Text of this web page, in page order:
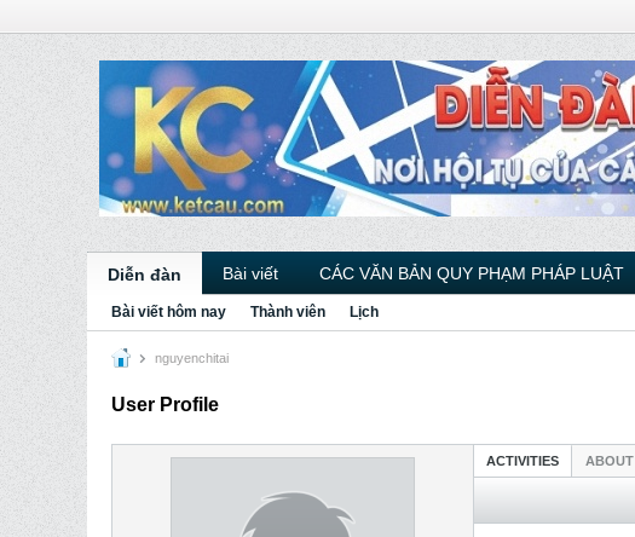
Diễn đàn Bài viết CÁC VĂN BẢN QUY PHẠM PHÁP LUẬT
Bài viết hôm nay Thành viên Lịch
nguyenchitai
User Profile
ACTIVITIES ABOUT